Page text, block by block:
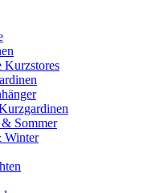
Kurzstores
Sommer
Winter